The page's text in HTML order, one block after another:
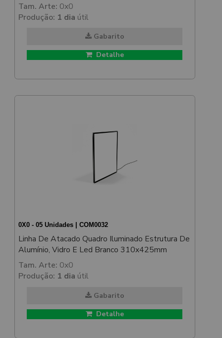
Tam. Arte: 0x0
Produção: 1 dia útil
Gabarito
Detalhe
0X0 - 05 Unidades | COM0032
Linha De Atacado Quadro Iluminado Estrutura De
Alumínio, Vidro E Led Branco 310x425mm
Tam. Arte: 0x0
Produção: 1 dia útil
Gabarito
Detalhe